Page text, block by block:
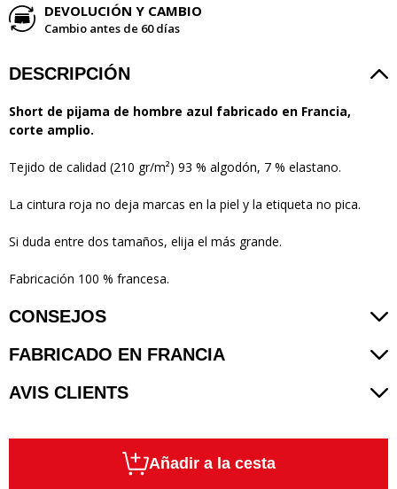
DEVOLUCIÓN Y CAMBIO
Cambio antes de 60 días
DESCRIPCIÓN
Short de pijama de hombre azul fabricado en Francia,
corte amplio.
Tejido de calidad (210 gr/m²) 93 % algodón, 7 % elastano.
La cintura roja no deja marcas en la piel y la etiqueta no pica.
Si duda entre dos tamaños, elija el más grande.
Fabricación 100 % francesa.
CONSEJOS
FABRICADO EN FRANCIA
AVIS CLIENTS
Añadir a la cesta